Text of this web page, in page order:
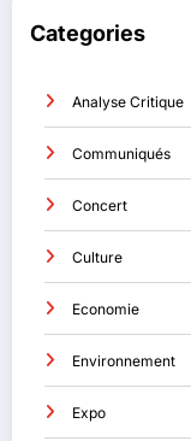
Categories
Analyse Critique
Communiqués
Concert
Culture
Economie
Environnement
Expo